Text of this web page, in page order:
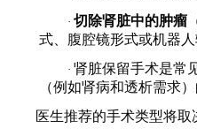
· 切除肾脏中的肿瘤
式、腹腔镜形式或机器人
· 肾脏保留手术是常
（例如肾病和透析需求）
医生推荐的手术类型将取